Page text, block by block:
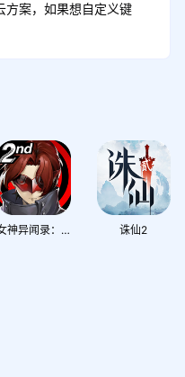
方案，如果想自定义键
女神异闻录：夜幕魅影 诛仙2